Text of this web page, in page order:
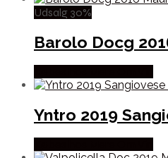
Udsalg 30%
Barolo Docg
Yntro 2019